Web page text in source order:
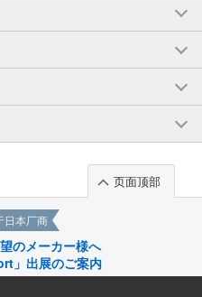
售罄
1点/组
1点/组 售罄
页面顶部
日本厂商
のメーカー様へ
」出展のご案内